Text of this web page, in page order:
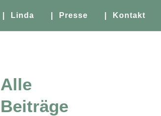
| Linda | Presse | Kontakt
Alle
Beiträge